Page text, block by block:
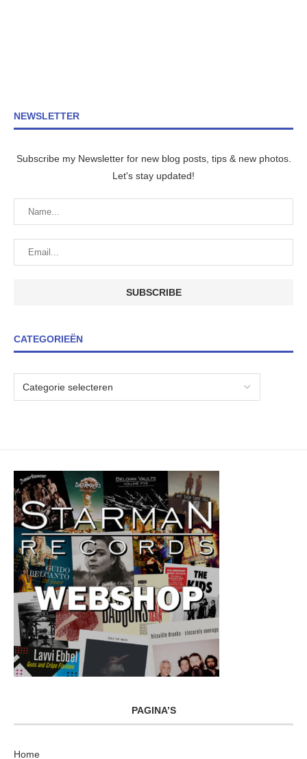
NEWSLETTER
Subscribe my Newsletter for new blog posts, tips & new photos.
Let's stay updated!
CATEGORIEËN
PAGINA’S
Home